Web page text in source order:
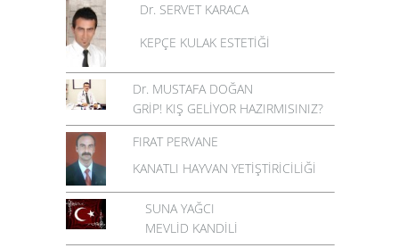
Dr. SERVET KARACA
KEPÇE KULAK ESTETİĞİ
Dr. MUSTAFA DOĞAN
GRİP! KIŞ GELİYOR HAZIRMISINIZ?
FIRAT PERVANE
KANATLI HAYVAN YETİŞTİRİCİLİĞİ
SUNA YAĞCI
MEVLİD KANDİLİ